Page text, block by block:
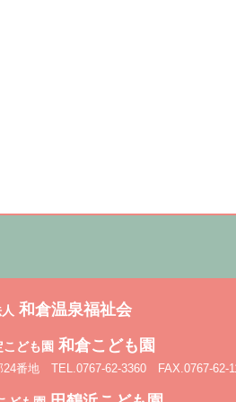
和倉温泉福祉会
ども園和倉こども園
24番地 TEL.0767-62-3360 FAX.0767-62-